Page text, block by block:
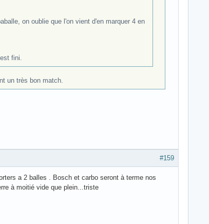
on oublie que l'on vient d'en marquer 4 en
fini.
un très bon match.
#159
a 2 balles . Bosch et carbo seront à terme nos
à moitié vide que plein...triste